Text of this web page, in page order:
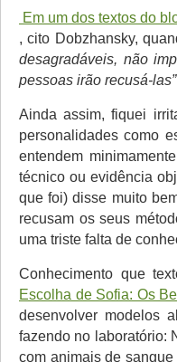
Em um dos textos do
, cito Dobzhansky,
desagradáveis, não
pessoas irão recusá-las”
Ainda assim, fiquei
personalidades como
entendem
técnico ou evidência
que foi) disse muito
recusam os seus
uma triste falta de
Conhecimento que
Escolha de Sofia: Os
desenvolver modelos
fazendo no laboratório:
com animais de